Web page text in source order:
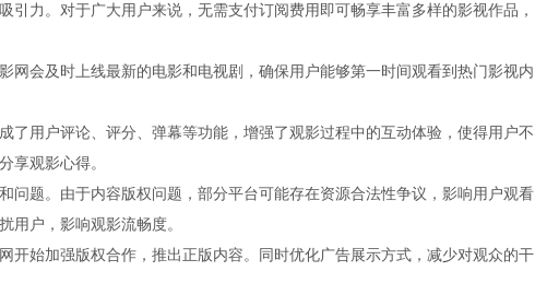
引力。对于广大用户来说，无需支付订阅费用即可畅享丰富多样的影视作品，
网会及时上线最新的电影和电视剧，确保用户能够第一时间观看到热门影视内
了用户评论、评分、弹幕等功能，增强了观影过程中的互动体验，使得用户不
享观影心得。
问题。由于内容版权问题，部分平台可能存在资源合法性争议，影响用户观看
用户，影响观影流畅度。
开始加强版权合作，推出正版内容。同时优化广告展示方式，减少对观众的干